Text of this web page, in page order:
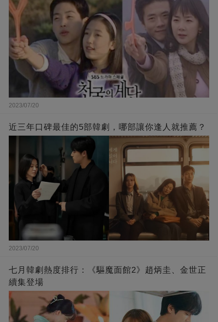
2023/07/20
近三年口碑最佳的5部韓劇，哪部讓你逢人就推薦？
2023/07/20
七月韓劇熱度排行：《驅魔面館2》趙炳圭、金世正
續集登場